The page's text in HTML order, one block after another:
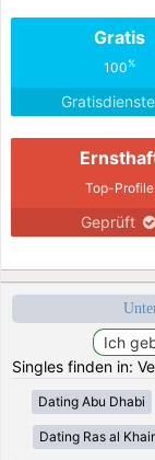
Gratis
100%
Gratisdienste
Top-Profile
Geprüft
Singles finden in:
Dating Abu Dhabi
Dating Ras al